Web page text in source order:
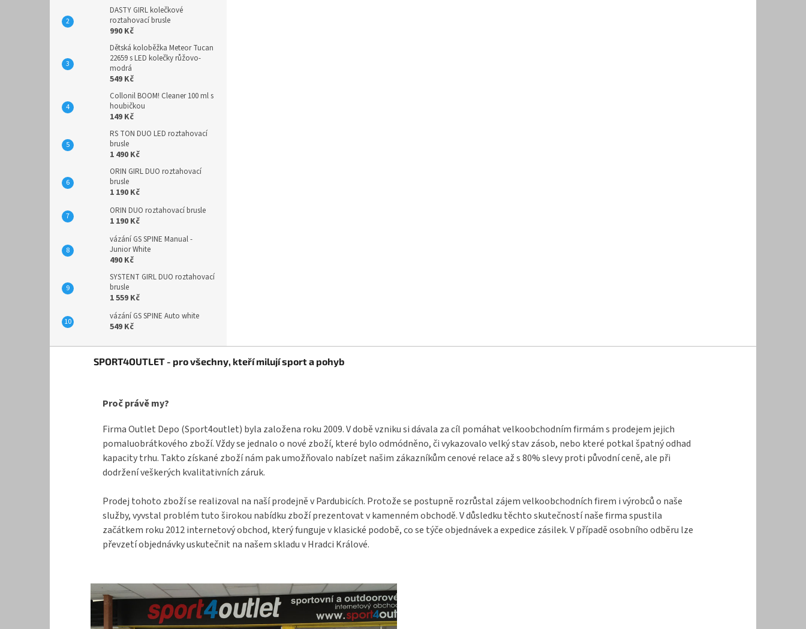
DASTY GIRL kolečkové
roztahovací brusle
990 Kč
Dětská koloběžka Meteor Tucan
22659 s LED kolečky růžovo-
modrá
549 Kč
Collonil BOOM! Cleaner 100 ml s
houbičkou
149 Kč
RS TON DUO LED roztahovací
brusle
1 490 Kč
ORIN GIRL DUO roztahovací
brusle
1 190 Kč
ORIN DUO roztahovací brusle
1 190 Kč
vázání GS SPINE Manual -
Junior White
490 Kč
SYSTENT GIRL DUO roztahovací
brusle
1 559 Kč
vázání GS SPINE Auto white
549 Kč
SPORT4OUTLET - pro všechny, kteří milují sport a pohyb
Proč právě my?
Firma Outlet Depo (Sport4outlet) byla založena roku 2009. V době vzniku si dávala za cíl pomáhat velkoobchodním firmám s prodejem jejich
pomaluobrátkového zboží. Vždy se jednalo o nové zboží, které bylo odmódněno, či vykazovalo velký stav zásob, nebo které potkal špatný odhad
kapacity trhu. Takto získané zboží nám pak umožňovalo nabízet našim zákazníkům cenové relace až s 80% slevy proti původní ceně, ale při
dodržení veškerých kvalitativních záruk.
Prodej tohoto zboží se realizoval na naší prodejně v Pardubicích. Protože se postupně rozrůstal zájem velkoobchodních firem i výrobců o naše
služby, vyvstal problém tuto širokou nabídku zboží prezentovat v kamenném obchodě. V důsledku těchto skutečností naše firma spustila
začátkem roku 2012 internetový obchod, který funguje v klasické podobě, co se týče objednávek a expedice zásilek. V případě osobního odběru lze
převzetí objednávky uskutečnit na našem skladu v Hradci Králové.